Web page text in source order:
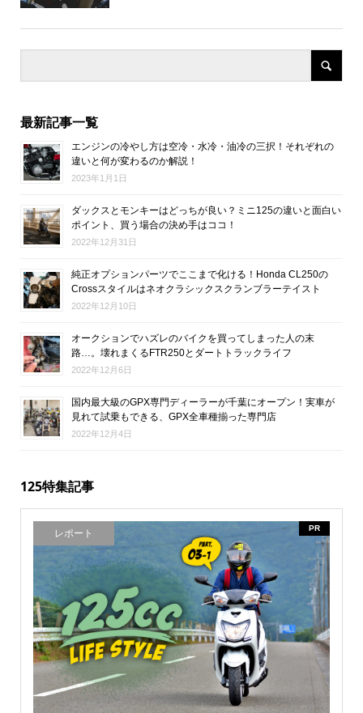
最新記事一覧
エンジンの冷やし方は空冷・水冷・油冷の三択！それぞれの
違いと何が変わるのか解説！
2023年1月1日
ダックスとモンキーはどっちが良い？ミニ125の違いと面白い
ポイント、買う場合の決め手はココ！
2022年12月31日
純正オプションパーツでここまで化ける！Honda CL250の
Crossスタイルはネオクラシックスクランブラーテイスト
2022年12月10日
オークションでハズレのバイクを買ってしまった人の末
路…。壊れまくるFTR250とダートトラックライフ
2022年12月6日
国内最大級のGPX専門ディーラーが千葉にオープン！実車が
見れて試乗もできる、GPX全車種揃った専門店
2022年12月4日
125特集記事
レポート PR